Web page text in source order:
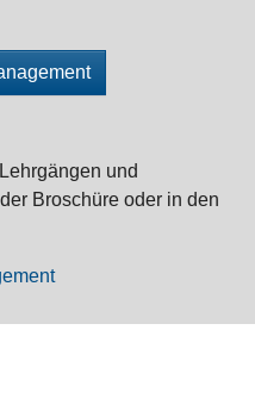
und
Broschüre oder in den